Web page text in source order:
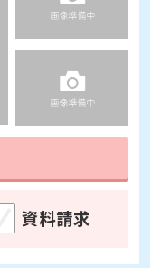
資料請求